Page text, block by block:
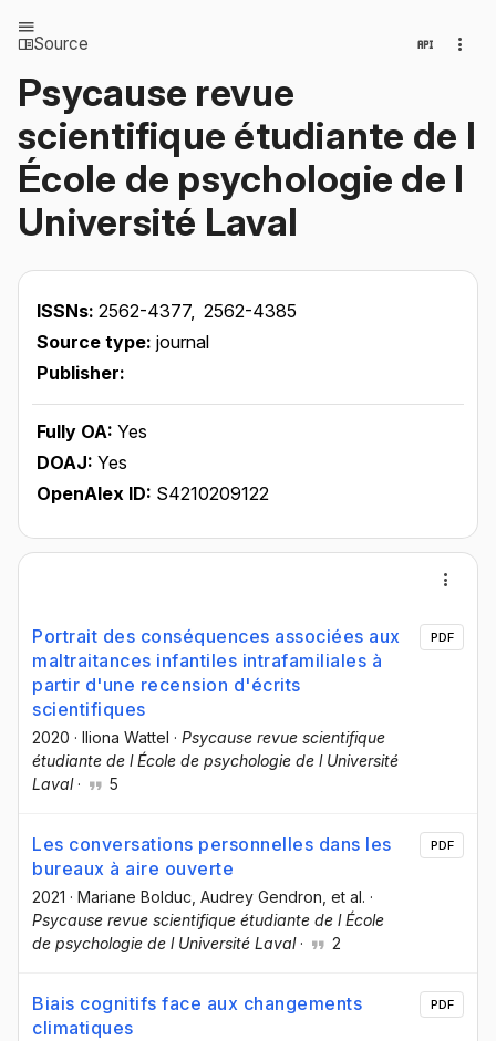
Source
Psycause revue
scientifique étudiante de l
École de psychologie de l
Université Laval
ISSNs: 2562-4377, 2562-4385
Source type: journal
Publisher:
Fully OA: Yes
DOAJ: Yes
OpenAlex ID: S4210209122
Portrait des conséquences associées aux
maltraitances infantiles intrafamiliales à
partir d'une recension d'écrits
scientifiques
2020 · Iliona Wattel · Psycause revue scientifique
étudiante de l École de psychologie de l Université
Laval· 5
PDF
Les conversations personnelles dans les
bureaux à aire ouverte
2021 · Mariane Bolduc , Audrey Gendron , et al. ·
Psycause revue scientifique étudiante de l École
de psychologie de l Université Laval· 2
PDF
Biais cognitifs face aux changements
climatiques
PDF